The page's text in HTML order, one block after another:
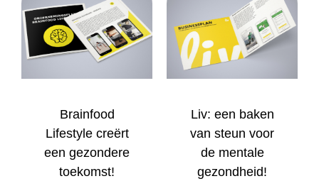
Brainfood
Lifestyle creërt
een gezondere
toekomst!
Liv: een baken
van steun voor
de mentale
gezondheid!